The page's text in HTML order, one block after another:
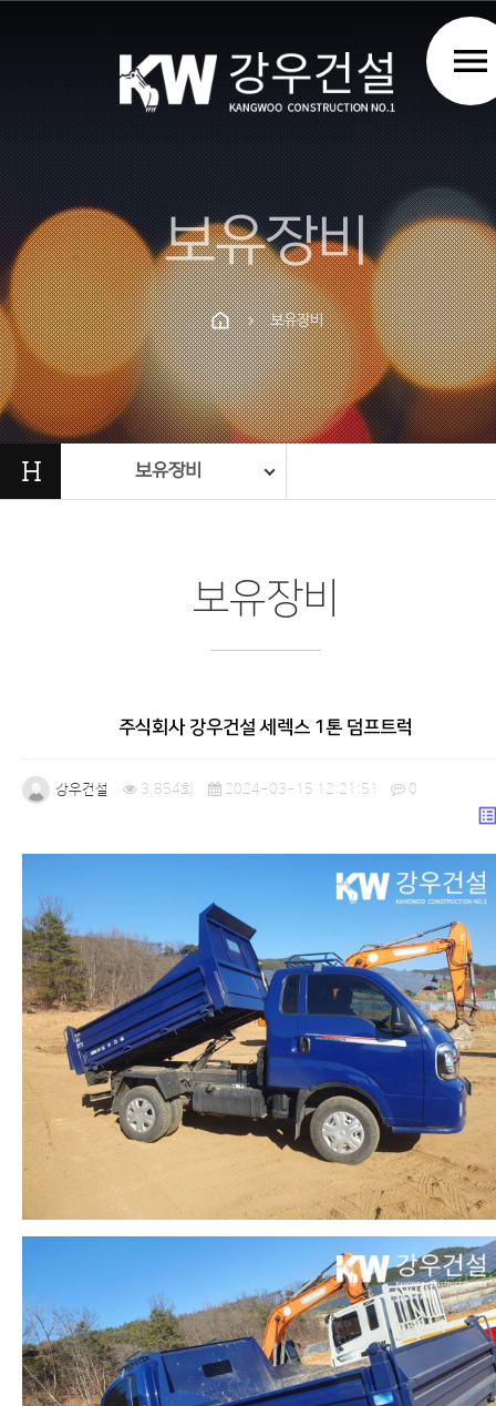
PrevNext
menu
보유장비
chevron_right 보유장비
H 보유장비
보유장비
주식회사 강우건설 세렉스 1톤 덤프트럭
강우건설 3,854회 2024-03-15 12:21:51 0